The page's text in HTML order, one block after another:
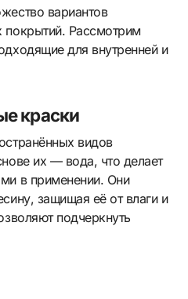
вариантов
покрытий. Рассмотрим
для внутренней и
краски
видов
их — вода, что делает
в применении. Они
защищая её от влаги и
подчеркнуть